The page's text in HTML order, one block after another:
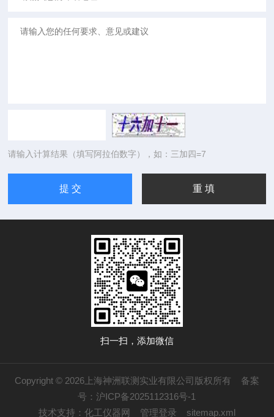
请输入计算结果（填写阿拉伯数字），如：三加四=7
扫一扫，添加微信
Copyright © 2026上海神洲联测实业有限公司版权所有 备案
号：沪ICP备2025112316号-1
技术支持： 化工仪器网 管理登录 sitemap.xml